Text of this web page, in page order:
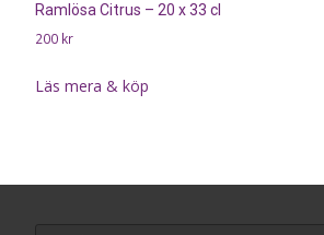
Ramlösa Citrus – 20 x 33 cl
200 kr
Läs mera & köp